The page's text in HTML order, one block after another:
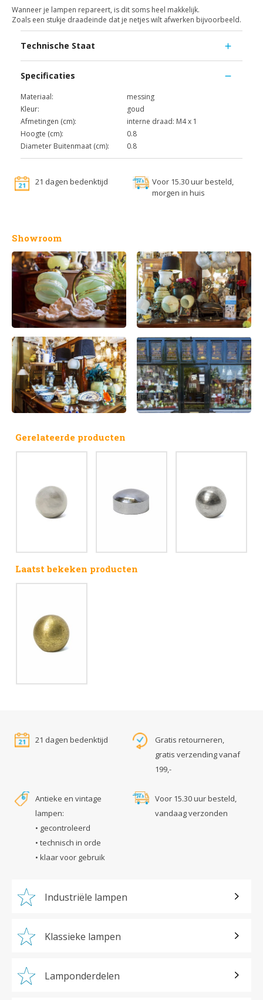
Wanneer je lampen repareert, is dit soms heel makkelijk.
Zoals een stukje draadeinde dat je netjes wilt afwerken bijvoorbeeld.
Technische Staat
Specificaties
Materiaal:
messing
Kleur:
goud
Afmetingen (cm):
interne draad: M4 x 1
Hoogte (cm):
0.8
Diameter Buitenmaat (cm):
0.8
21 dagen bedenktijd
Voor 15.30 uur besteld,
morgen in huis
Showroom
Gerelateerde producten
Laatst bekeken producten
21 dagen bedenktijd
Gratis retourneren,
gratis verzending vanaf
199,-
Antieke en vintage
lampen:
• gecontroleerd
• technisch in orde
• klaar voor gebruik
Voor 15.30 uur besteld,
vandaag verzonden
Industriële lampen
Klassieke lampen
Lamponderdelen